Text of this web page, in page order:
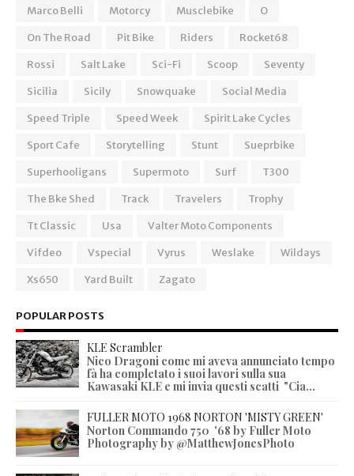
Marco Belli
Motorcy Musclebike
O
On The Road
Pit Bike Riders
Rocket68
Rossi
Salt Lake Sci-Fi Scoop
Seventy
Sicilia
Sicily Snowquake
Social Media
Speed Triple
Speed Week
Spirit Lake Cycles
Sport Cafe
Storytelling Stunt
Sueprbike
Superhooligans
Supermoto Surf
T300
The Bke Shed
Track Travelers
Trophy
Tt Classic
Usa
Valter Moto Components
Vifdeo
Vspecial Vyrus Weslake
Wildays
Xs650
Yard Built Zagato
POPULAR POSTS
KLE Scrambler
Nico Dragoni come mi aveva annunciato tempo
fà ha completato i suoi lavori sulla sua
Kawasaki KLE e mi invia questi scatti "Cia...
FULLER MOTO 1968 NORTON 'MISTY GREEN'
Norton Commando 750 '68 by Fuller Moto
Photography by @MatthewJonesPhoto